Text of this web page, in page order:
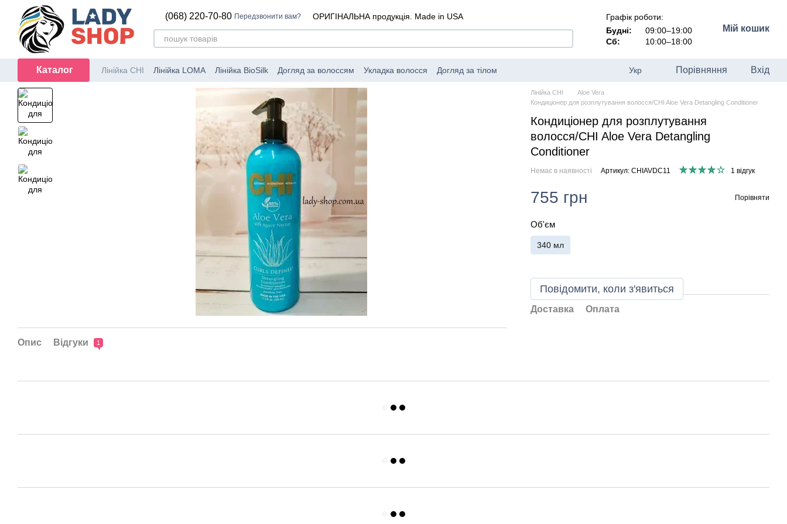
Перейти до основного контенту
(068) 220-70-80 Передзвонити вам? ОРИГІНАЛЬНА продукція. Made in USA
Графік роботи:
Будні:
09:00–19:00
Сб:
10:00–18:00
Мій кошик
Каталог Лінійка CHI Лінійка LOMA Лінійка BioSilk Догляд за волоссям Укладка волосся
Догляд за тілом
Укр Порівняння Вхід
Опис Відгуки 1
Лінійка CHI
Aloe Vera
Кондиціонер для розплутування волосся/CHI Aloe Vera Detangling Conditioner
Кондиціонер для розплутування
волосся/CHI Aloe Vera Detangling
Conditioner
Немає в наявності Артикул: CHIAVDC11 1 відгук
755 грн Порівняти
Об'єм
340 мл
Повідомити, коли з'явиться
Доставка Оплата